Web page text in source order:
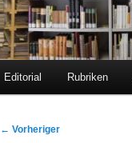
Zum
Zum
Editorial Rubriken
Beitragsnavigation
← Vorheriger